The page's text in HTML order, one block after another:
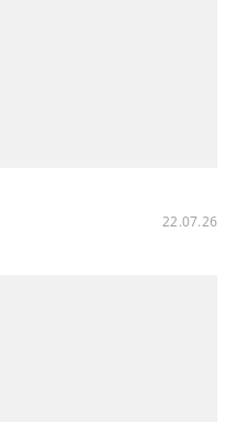
22.07.26